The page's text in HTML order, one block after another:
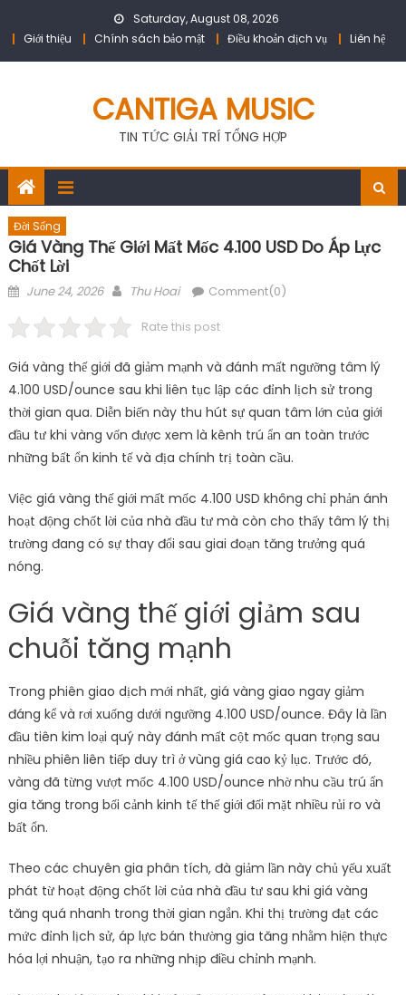
Saturday, August 08, 2026
Giới thiệu
Chính sách bảo mật Điều khoản dịch vụ Liên hệ
CANTIGA MUSIC
TIN TỨC GIẢI TRÍ TỔNG HỢP
Đời Sống
Giá Vàng Thế Giới Mất Mốc 4.100 USD Do Áp Lực
Chốt Lời
Posted
June 24, 2026 Author
Thu Hoai Comment(0)
Rate this post
Giá vàng thế giới đã giảm mạnh và đánh mất ngưỡng tâm lý
4.100 USD/ounce sau khi liên tục lập các đỉnh lịch sử trong
thời gian qua. Diễn biến này thu hút sự quan tâm lớn của giới
đầu tư khi vàng vốn được xem là kênh trú ẩn an toàn trước
những bất ổn kinh tế và địa chính trị toàn cầu.
Việc giá vàng thế giới mất mốc 4.100 USD không chỉ phản ánh
hoạt động chốt lời của nhà đầu tư mà còn cho thấy tâm lý thị
trường đang có sự thay đổi sau giai đoạn tăng trưởng quá
nóng.
Giá vàng thế giới giảm sau
chuỗi tăng mạnh
Trong phiên giao dịch mới nhất, giá vàng giao ngay giảm
đáng kể và rơi xuống dưới ngưỡng 4.100 USD/ounce. Đây là lần
đầu tiên kim loại quý này đánh mất cột mốc quan trọng sau
nhiều phiên liên tiếp duy trì ở vùng giá cao kỷ lục. Trước đó,
vàng đã từng vượt mốc 4.100 USD/ounce nhờ nhu cầu trú ẩn
gia tăng trong bối cảnh kinh tế thế giới đối mặt nhiều rủi ro và
bất ổn.
Theo các chuyên gia phân tích, đà giảm lần này chủ yếu xuất
phát từ hoạt động chốt lời của nhà đầu tư sau khi giá vàng
tăng quá nhanh trong thời gian ngắn. Khi thị trường đạt các
mức đỉnh lịch sử, áp lực bán thường gia tăng nhằm hiện thực
hóa lợi nhuận, tạo ra những nhịp điều chỉnh mạnh.